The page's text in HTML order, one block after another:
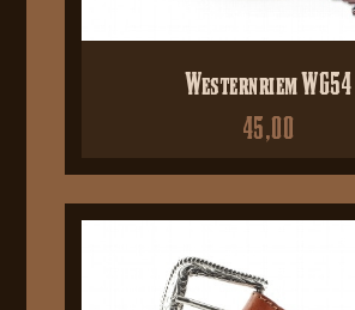
Westernriem WG54
45,00